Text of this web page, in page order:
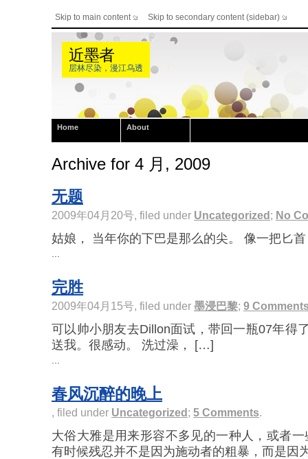
Skip to main content Skip to secondary content (sidebar)
近墨者
层林尽染，漫江乌透
Home About
Archive for 4 月, 2009
无题
2009年04月20号, filed under Uncategorized ; No
姑娘， 当年你的下巴是那么的尖。 像一把匕
完胜
2009年04月15号, filed under 墨浸巴黎; 9
可以帅小朋友去Dillon面试，带回一瓶07年得
送我。很感动。 洗过澡， […]
春风沉醉的晚上
, filed under Uncategorized ; 5 Comments.
大俗大雅是用来形容不多见的一种人，或者
有时候残忍并不是因为施动者的粗暴，而是因